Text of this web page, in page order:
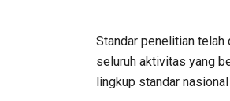
Standar penelitian telah
seluruh aktivitas yang
lingkup standar